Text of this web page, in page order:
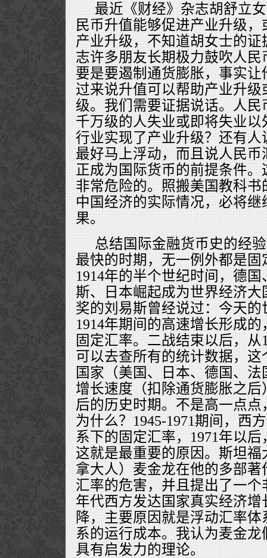
最近《财经》杂志胡舒立
民币升值能够促进产业升级
产业升级，不知道胡女士的
志许多朋友长期极力鼓吹人
要是要遏制通货膨胀，事实
过来说升值可以帮助产业升
级。我们需要证据说话。人
千万级的人失业或即将失业
行业实现了产业升级？还有
最好马上浮动，而且说人民
正成为国际货币的前提条件
非常危险的。照搬美国教科
中国经济的实际情况，必将
果。
总结国际金融货币史的经
最快的时期，无一例外都是固
1914年的半个世纪时间，德
斯、日本崛起成为世界经济
奖的刘易斯曾经说过：今天的
1914年期间的高速增长形成
固定汇率。二战结束以后，从
可以去查所有的统计数据，
国家（美国、日本、德国、
增长速度（扣除通货膨胀之后
后的历史时期。不是高一点
为什么？1945-1971期间，西
系下的固定汇率，1971年以
这就是最重要的原因。斯坦
拿大人）麦金龙在他的多部
汇率的危害，并且提出了一个
年代西方发达国家真实经济
降，主要原因就是浮动汇率
系的运行成本。我认为麦金
具有启发力的理论。